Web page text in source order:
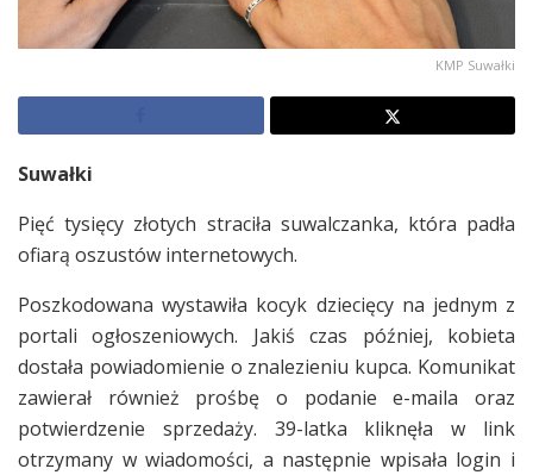
KMP Suwałki
Suwałki
Pięć tysięcy złotych straciła suwalczanka, która padła
ofiarą oszustów internetowych.
Poszkodowana wystawiła kocyk dziecięcy na jednym z
portali ogłoszeniowych. Jakiś czas później, kobieta
dostała powiadomienie o znalezieniu kupca. Komunikat
zawierał również prośbę o podanie e-maila oraz
potwierdzenie sprzedaży. 39-latka kliknęła w link
otrzymany w wiadomości, a następnie wpisała login i